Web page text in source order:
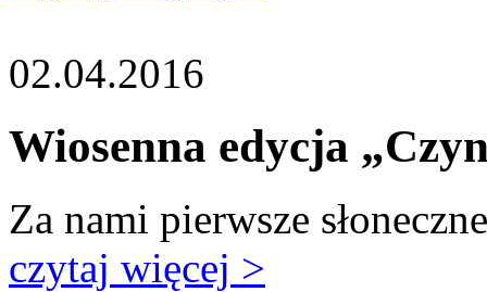
02.04.2016
Wiosenna edycja
Za nami pierwsze
czytaj więcej >